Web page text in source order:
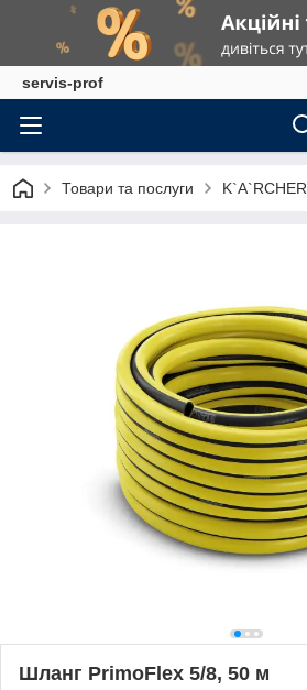
servis-prof
Товари та послуги K`A`RCHER
Шланг PrimoFlex 5/8, 50 м